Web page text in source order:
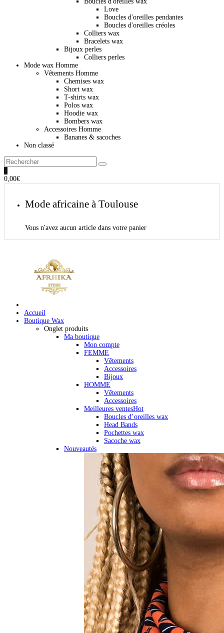
Love
Boucles d'oreilles pendantes
Boucles d'oreilles créoles
Colliers wax
Bracelets wax
Bijoux perles
Colliers perles
Mode wax Homme
Vêtements Homme
Chemises wax
Short wax
T-shirts wax
Polos wax
Hoodie wax
Bombers wax
Accessoires Homme
Bananes & sacoches
Non classé
0
0,00€
Mode africaine à Toulouse
Vous n'avez aucun article dans votre panier
Accueil
Boutique Wax
Onglet produits
Ma boutique
Mon compte
FEMME
Vêtements
Accessoires
Bijoux
HOMME
Vêtements
Accessoires
Meilleures ventesHot
Boucles d’oreilles wax
Head Bands
Pochettes wax
Sacoche wax
Nouveautés